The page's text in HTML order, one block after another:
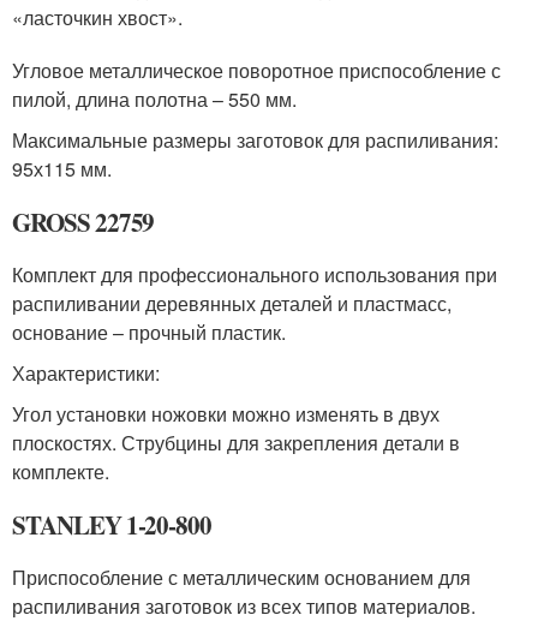
«ласточкин хвост».
Угловое металлическое поворотное приспособление с
пилой, длина полотна – 550 мм.
Максимальные размеры заготовок для распиливания:
95х115 мм.
GROSS 22759
Комплект для профессионального использования при
распиливании деревянных деталей и пластмасс,
основание – прочный пластик.
Характеристики:
Угол установки ножовки можно изменять в двух
плоскостях. Струбцины для закрепления детали в
комплекте.
STANLEY 1-20-800
Приспособление с металлическим основанием для
распиливания заготовок из всех типов материалов.